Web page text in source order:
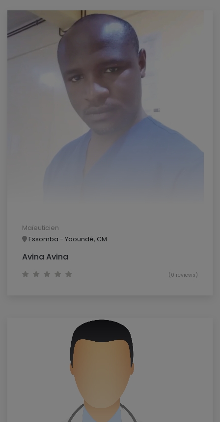
Maïeuticien
Essomba - Yaoundé, CM
Avina Avina
(0 reviews)